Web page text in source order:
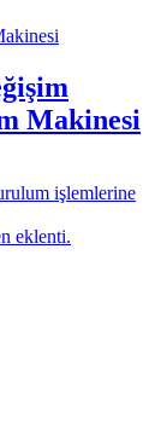
Makinesi
işlemlerine
eklenti.